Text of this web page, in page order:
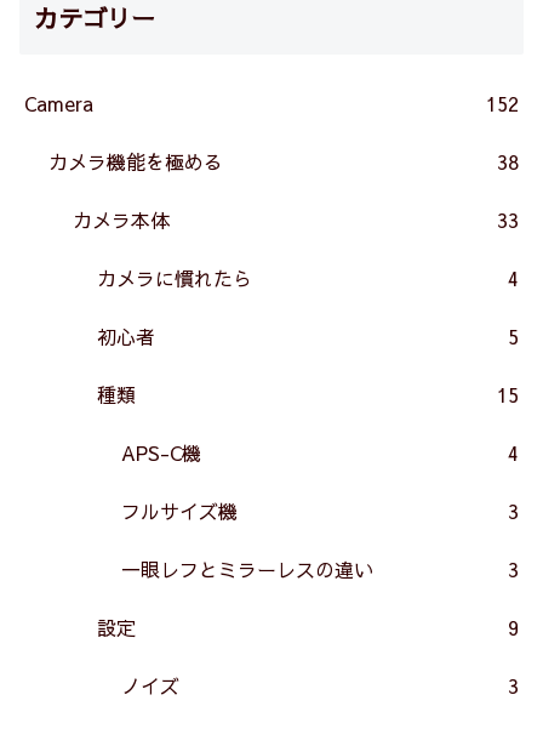
カテゴリー
Camera 152
カメラ機能を極める 38
カメラ本体 33
カメラに慣れたら 4
初心者 5
種類 15
APS-C機 4
フルサイズ機 3
一眼レフとミラーレスの違い 3
設定 9
ノイズ 3